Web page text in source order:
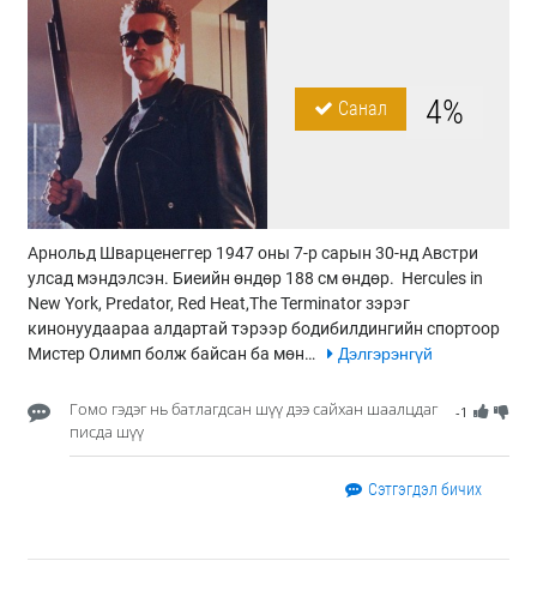
Санал 4%
Арнольд Шварценеггер 1947 оны 7-р сарын 30-нд Австри
улсад мэндэлсэн. Биеийн өндөр 188 см өндөр. Hercules in
New York, Predator, Red Heat,The Terminator зэрэг
кинонуудаараа алдартай тэрээр бодибилдингийн спортоор
Мистер Олимп болж байсан ба мөн…
Дэлгэрэнгүй
-1
Гомо гэдэг нь батлагдсан шүү дээ сайхан шаалцдаг
писда шүү
Сэтгэгдэл бичих